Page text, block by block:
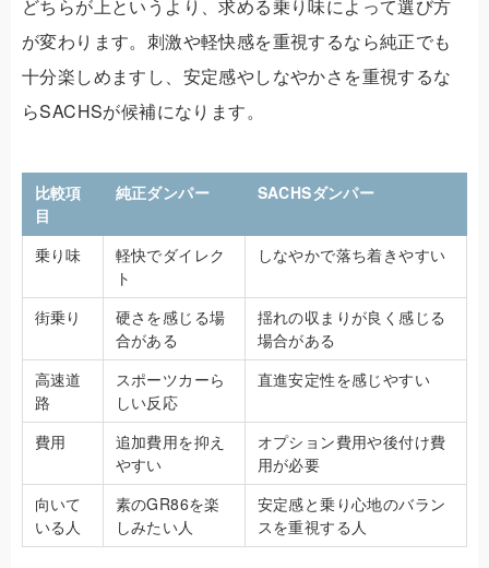
どちらが上というより、求める乗り味によって選び方
が変わります。刺激や軽快感を重視するなら純正でも
十分楽しめますし、安定感やしなやかさを重視するな
らSACHSが候補になります。
比較項
目
純正ダンパー SACHSダンパー
乗り味
軽快でダイレク
ト
しなやかで落ち着きやすい
街乗り
硬さを感じる場
合がある
揺れの収まりが良く感じる
場合がある
高速道
路
スポーツカーら
しい反応
直進安定性を感じやすい
費用
追加費用を抑え
やすい
オプション費用や後付け費
用が必要
向いて
いる人
素のGR86を楽
しみたい人
安定感と乗り心地のバラン
スを重視する人